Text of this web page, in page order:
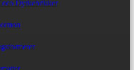
Dyrkebrikker